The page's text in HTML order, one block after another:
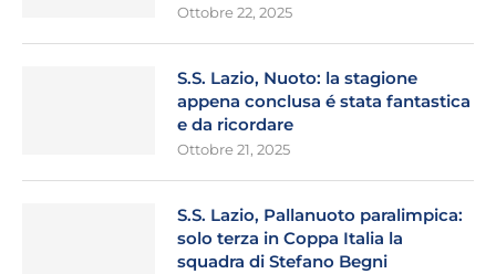
Ottobre 22, 2025
S.S. Lazio, Nuoto: la stagione
appena conclusa é stata fantastica
e da ricordare
Ottobre 21, 2025
S.S. Lazio, Pallanuoto paralimpica:
solo terza in Coppa Italia la
squadra di Stefano Begni